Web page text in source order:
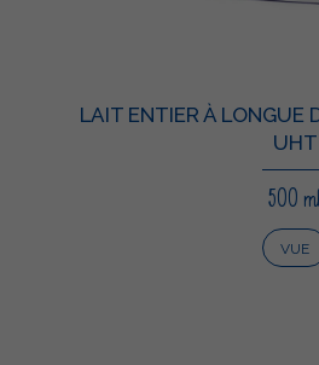
LAIT ENTIER À LONGUE
UHT
500
VUE